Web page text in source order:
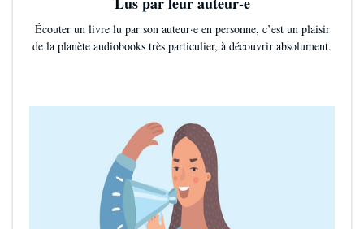
Écouter un livre lu par son auteur·e en personne, c’est un plaisir
de la planète audiobooks très particulier, à découvrir absolument.